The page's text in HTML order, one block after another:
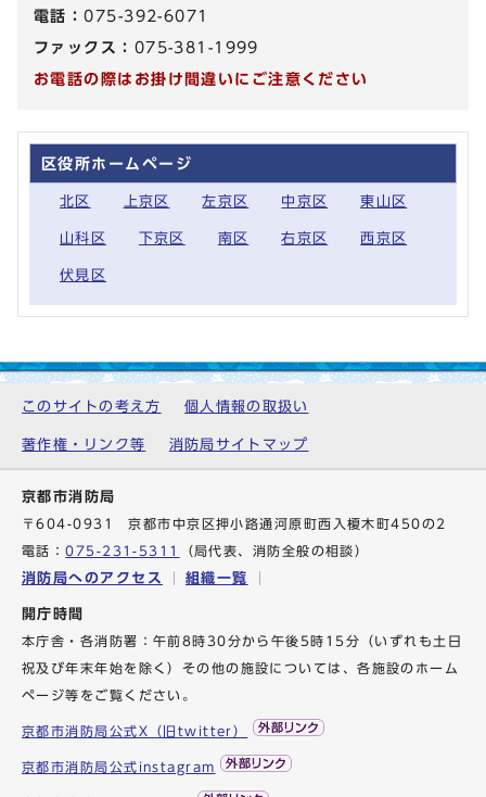
電話：075-392-6071
ファックス： 075-381-1999
お電話の際はお掛け間違いにご注意ください
区役所ホームページ
北区 上京区 左京区 中京区 東山区
山科区 下京区 南区 右京区 西京区
伏見区
このサイトの考え方 個人情報の取扱い
著作権・リンク等 消防局サイトマップ
京都市消防局
〒604-0931 京都市中京区押小路通河原町西入榎木町450の2
電話：075-231-5311 （局代表、消防全般の相談）
消防局へのアクセス 組織一覧
開庁時間
本庁舎・各消防署：午前8時30分から午後5時15分（いずれも土日
祝及び年末年始を除く）その他の施設については、各施設のホーム
ページ等をご覧ください。
京都市消防局公式X（旧twitter）
京都市消防局公式instagram